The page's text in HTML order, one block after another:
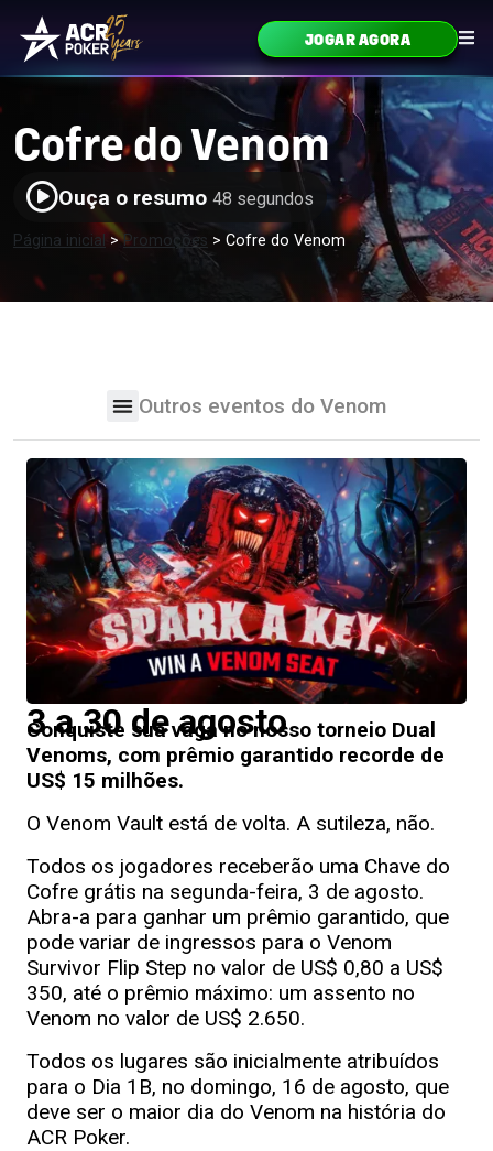
Ir para o conteúdo
Navegação principalJOGAR AGORA
Cofre do Venom
Ouça o resumo 48 segundos
Página inicial>Promoções > Cofre do Venom
3 a 30 de agosto
Conquiste sua vaga no nosso torneio Dual
Venoms, com prêmio garantido recorde de
US$ 15 milhões.
O Venom Vault está de volta. A sutileza, não.
Todos os jogadores receberão uma Chave do
Cofre grátis na segunda-feira, 3 de agosto.
Abra-a para ganhar um prêmio garantido, que
pode variar de ingressos para o Venom
Survivor Flip Step no valor de US$ 0,80 a US$
350, até o prêmio máximo: um assento no
Venom no valor de US$ 2.650.
Todos os lugares são inicialmente atribuídos
para o Dia 1B, no domingo, 16 de agosto, que
deve ser o maior dia do Venom na história do
ACR Poker.
Outros eventos do Venom